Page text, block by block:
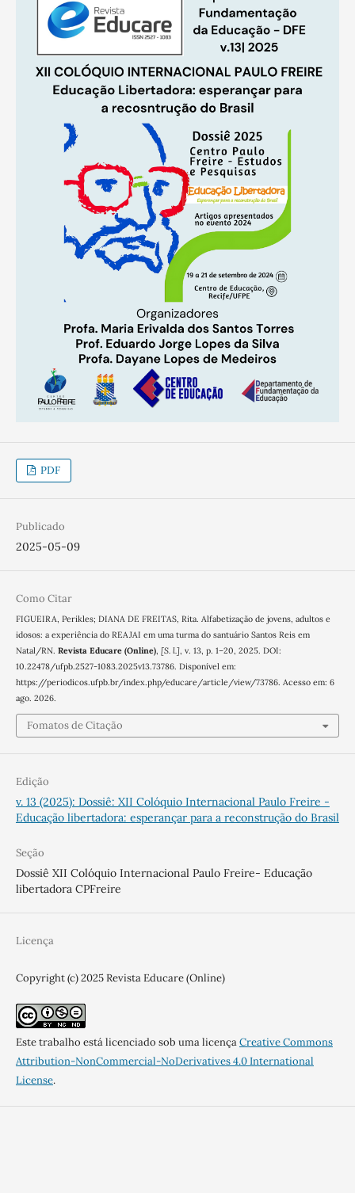
PDF
Publicado
2025-05-09
Como Citar
FIGUEIRA, Perikles; DIANA DE FREITAS, Rita. Alfabetização de jovens, adultos e
idosos: a experiência do REAJAI em uma turma do santuário Santos Reis em
Natal/RN. Revista Educare (Online), [S. l.], v. 13, p. 1–20, 2025. DOI:
10.22478/ufpb.2527-1083.2025v13.73786. Disponível em:
https://periodicos.ufpb.br/index.php/educare/article/view/73786. Acesso em: 6
ago. 2026.
Fomatos de Citação
Edição
v. 13 (2025): Dossiê: XII Colóquio Internacional Paulo Freire -
Educação libertadora: esperançar para a reconstrução do Brasil
Seção
Dossiê XII Colóquio Internacional Paulo Freire- Educação
libertadora CPFreire
Licença
Copyright (c) 2025 Revista Educare (Online)
Este trabalho está licenciado sob uma licençaCreative Commons
Attribution-NonCommercial-NoDerivatives 4.0 International
License.